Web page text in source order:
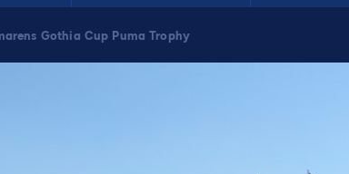
Gothia Cup Puma Trophy